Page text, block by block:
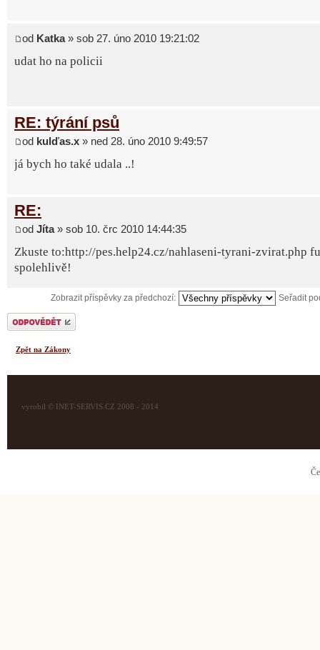
od Katka» sob 27. úno 2010 19:21:02
udat ho na policii
RE: týrání psů
od kulďas.x » ned 28. úno 2010 9:49:57
já bych ho také udala ..!
RE:
od Jíta» sob 10. črc 2010 14:44:35
Zkuste to:http://pes.help24.cz/nahlaseni-tyrani-zvirat.php
spolehlivě!
Zobrazit příspěvky za předchozí: Seřadit
Odeslat odpověď
Zpět na Zákony
vyrobil © INET-SERVIS.CZ 2008 - 2014